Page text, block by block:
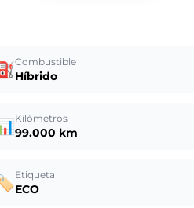
Combustible
Híbrido
Kilómetros
99.000 km
Etiqueta
ECO